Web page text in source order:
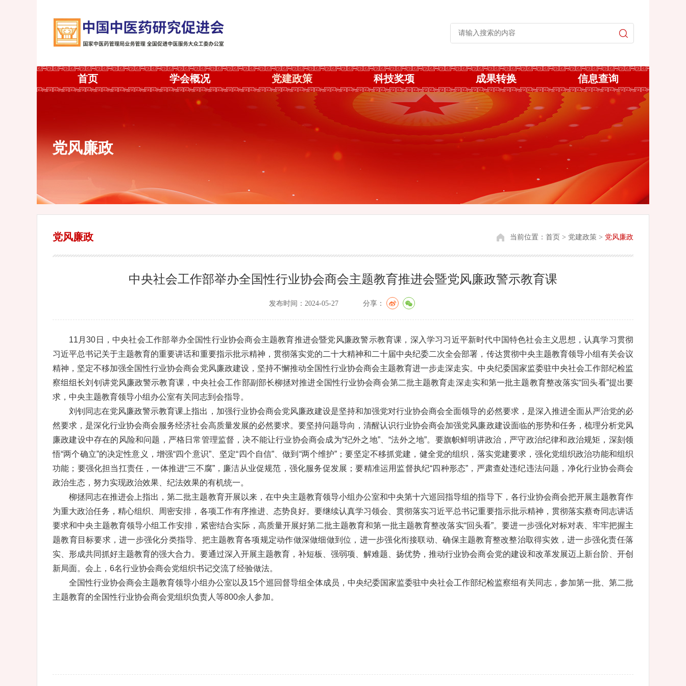
首页 学会概况 党建政策 科技奖项 成果转换 信息查询
党风廉政
党风廉政 当前位置： 首页 > 党建政策 > 党风廉政
中央社会工作部举办全国性行业协会商会主题教育推进会暨党风廉政警示教育课
发布时间：2024-05-27 分享：
11月30日，中央社会工作部举办全国性行业协会商会主题教育推进会暨党风廉政警示教育课，深入学习习近平新时代中国特色社会主义思想，认真学习贯彻
习近平总书记关于主题教育的重要讲话和重要指示批示精神，贯彻落实党的二十大精神和二十届中央纪委二次全会部署，传达贯彻中央主题教育领导小组有关会议
精神，坚定不移加强全国性行业协会商会党风廉政建设，坚持不懈推动全国性行业协会商会主题教育进一步走深走实。中央纪委国家监委驻中央社会工作部纪检监
察组组长刘钊讲党风廉政警示教育课，中央社会工作部副部长柳拯对推进全国性行业协会商会第二批主题教育走深走实和第一批主题教育整改落实“回头看”提出要
求，中央主题教育领导小组办公室有关同志到会指导。
刘钊同志在党风廉政警示教育课上指出，加强行业协会商会党风廉政建设是坚持和加强党对行业协会商会全面领导的必然要求，是深入推进全面从严治党的必
然要求，是深化行业协会商会服务经济社会高质量发展的必然要求。要坚持问题导向，清醒认识行业协会商会加强党风廉政建设面临的形势和任务，梳理分析党风
廉政建设中存在的风险和问题，严格日常管理监督，决不能让行业协会商会成为“纪外之地”、“法外之地”。要旗帜鲜明讲政治，严守政治纪律和政治规矩，深刻领
悟“两个确立”的决定性意义，增强“四个意识”、坚定“四个自信”、做到“两个维护”；要坚定不移抓党建，健全党的组织，落实党建要求，强化党组织政治功能和组织
功能；要强化担当扛责任，一体推进“三不腐”，廉洁从业促规范，强化服务促发展；要精准运用监督执纪“四种形态”，严肃查处违纪违法问题，净化行业协会商会
政治生态，努力实现政治效果、纪法效果的有机统一。
柳拯同志在推进会上指出，第二批主题教育开展以来，在中央主题教育领导小组办公室和中央第十六巡回指导组的指导下，各行业协会商会把开展主题教育作
为重大政治任务，精心组织、周密安排，各项工作有序推进、态势良好。要继续认真学习领会、贯彻落实习近平总书记重要指示批示精神，贯彻落实蔡奇同志讲话
要求和中央主题教育领导小组工作安排，紧密结合实际，高质量开展好第二批主题教育和第一批主题教育整改落实“回头看”。要进一步强化对标对表、牢牢把握主
题教育目标要求，进一步强化分类指导、把主题教育各项规定动作做深做细做到位，进一步强化衔接联动、确保主题教育整改整治取得实效，进一步强化责任落
实、形成共同抓好主题教育的强大合力。要通过深入开展主题教育，补短板、强弱项、解难题、扬优势，推动行业协会商会党的建设和改革发展迈上新台阶、开创
新局面。会上，6名行业协会商会党组织书记交流了经验做法。
全国性行业协会商会主题教育领导小组办公室以及15个巡回督导组全体成员，中央纪委国家监委驻中央社会工作部纪检监察组有关同志，参加第一批、第二批
主题教育的全国性行业协会商会党组织负责人等800余人参加。